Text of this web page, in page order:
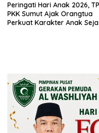
Peringati Hari Anak 2026, TP
PKK Sumut Ajak Orangtua
Perkuat Karakter Anak